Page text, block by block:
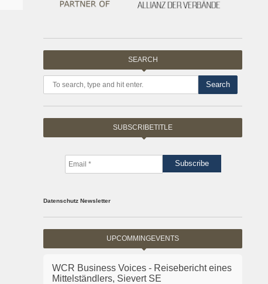
SEARCH
Search
SUBSCRIBETITLE
Datenschutz Newsletter
UPCOMMINGEVENTS
WCR Business Voices - Reisebericht eines
Mittelständlers, Sievert SE